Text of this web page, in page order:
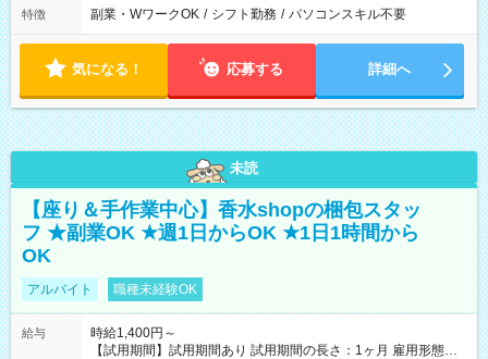
特徴 副業・WワークOK / シフト勤務 / パソコンスキル不要
気になる！ 応募する 詳細へ
未読
【座り＆手作業中心】香水shopの梱包スタッ
フ ★副業OK ★週1日からOK ★1日1時間から
OK
アルバイト 職種未経験OK
給与
時給1,400円～
【試用期間】試用期間あり 試用期間の長さ：1ヶ月 雇用形態、